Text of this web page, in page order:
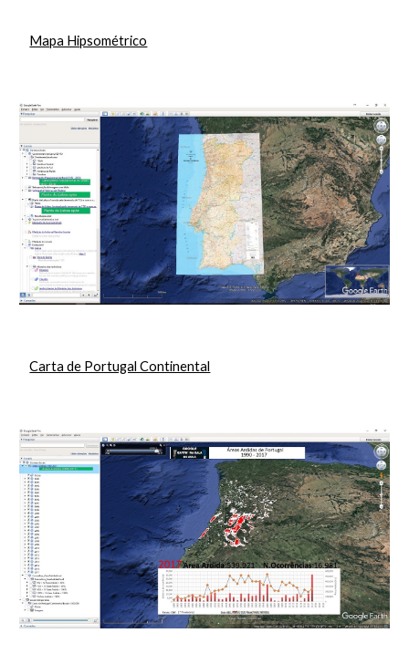
Mapa Hipsométrico
Carta de Portugal Continental